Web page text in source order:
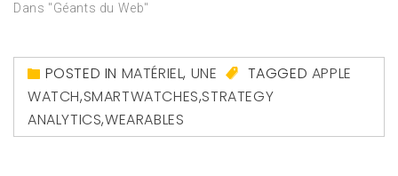
Dans "Géants du Web"
POSTED IN MATÉRIEL, UNE TAGGED APPLE
WATCH,SMARTWATCHES,STRATEGY
ANALYTICS,WEARABLES